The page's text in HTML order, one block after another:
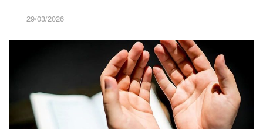
29/03/2026